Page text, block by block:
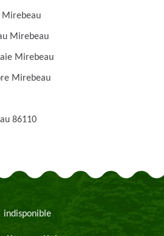
Mirebeau
Mirebeau
Mirebeau
Mirebeau
86110
indisponible